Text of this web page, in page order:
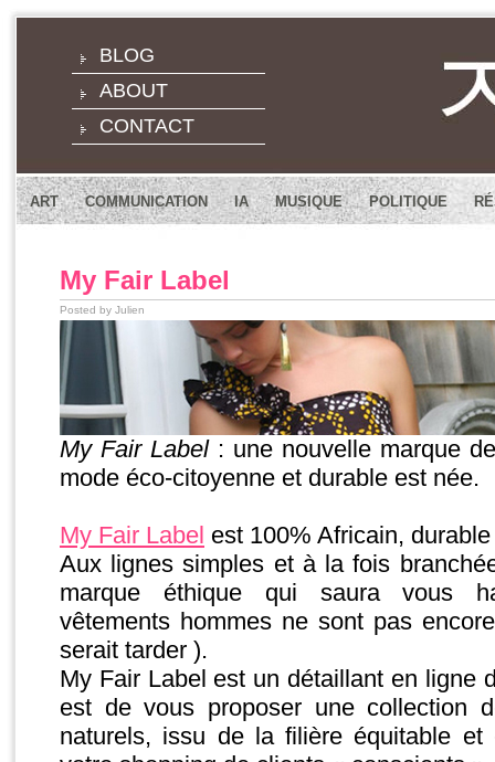
BLOG
ABOUT
CONTACT
ART COMMUNICATION IA MUSIQUE POLITIQUE
My Fair Label
Posted by Julien
My Fair Label: une nouvelle marque
mode éco-citoyenne et durable est née.
My Fair Label est 100% Africain,
Aux lignes simples et à la fois
marque éthique qui saura vous
vêtements hommes ne sont pas
serait tarder ).
My Fair Label est un détaillant en ligne
est de vous proposer une collection
naturels, issu de la filière équitable et